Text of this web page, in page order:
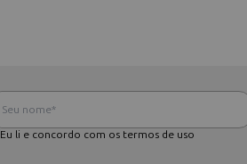
Eu li e concordo com os termos de uso